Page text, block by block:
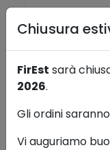
Chiusura
FirEst sarà
2026.
Gli ordini
Vi auguriamo